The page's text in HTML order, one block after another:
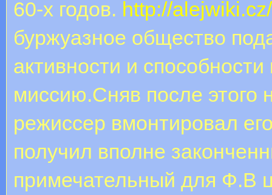
60-х годов. http://
буржуазное общество
активности и
миссию.Сняв после этого
режиссер вмонтировал
получил вполне
примечательный для Ф.В